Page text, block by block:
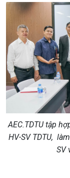
AEC.TDTU tập
HV-SV TDTU,
SV